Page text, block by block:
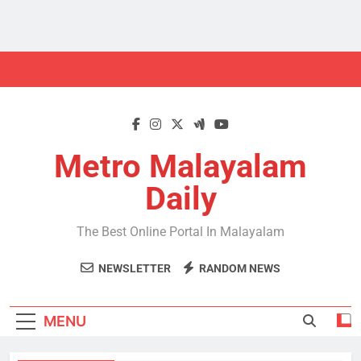
Metro Malayalam
Daily
The Best Online Portal In Malayalam
NEWSLETTER RANDOM NEWS
MENU